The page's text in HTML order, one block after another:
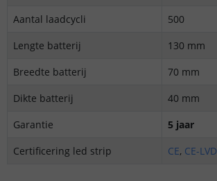
Aantal laadcycli
500
Lengte batterij
130 mm
Breedte batterij
70 mm
Dikte batterij
40 mm
Garantie
5 jaar
Certificering led strip
CE, CE-LVD